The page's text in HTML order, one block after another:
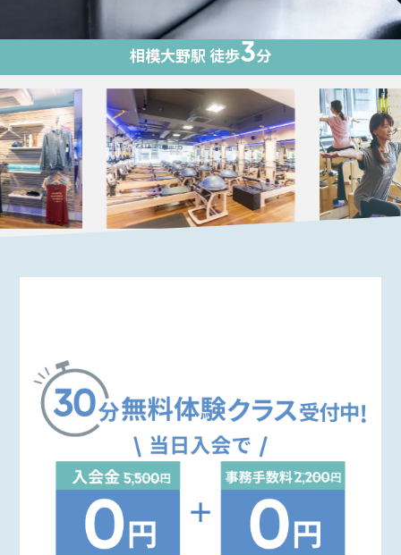
相模大野駅 徒歩3分